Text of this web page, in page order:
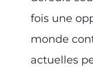
fois une
monde
actuelles